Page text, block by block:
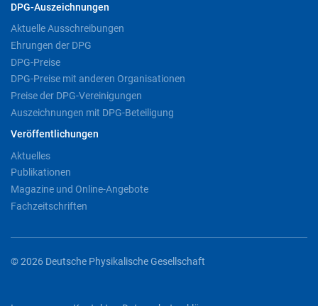
DPG-Auszeichnungen
Aktuelle Ausschreibungen
Ehrungen der DPG
DPG-Preise
DPG-Preise mit anderen Organisationen
Preise der DPG-Vereinigungen
Auszeichnungen mit DPG-Beteiligung
Veröffentlichungen
Aktuelles
Publikationen
Magazine und Online-Angebote
Fachzeitschriften
© 2026 Deutsche Physikalische Gesellschaft